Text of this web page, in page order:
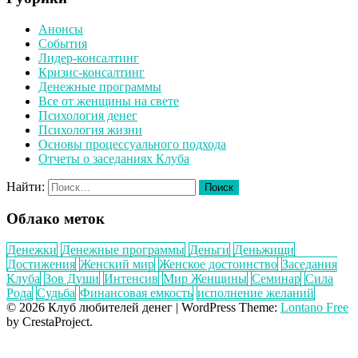
Анонсы
События
Лидер-консалтинг
Кризис-консалтинг
Денежные программы
Все от женщины на свете
Психология денег
Психология жизни
Основы процессуального подхода
Отчеты о заседаниях Клуба
Найти:
Облако меток
Денежки Денежные программы Деньги Деньжищи
Достижения Женский мир Женское достоинство Заседания
Клуба Зов Души Интенсив Мир Женщины Семинар Сила
Рода Судьба Финансовая емкость исполнение желаний
© 2026 Клуб любителей денег | WordPress Theme: Lontano Free
by CrestaProject.